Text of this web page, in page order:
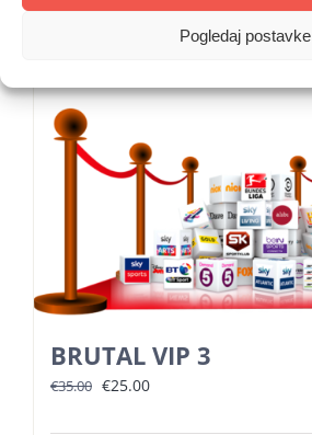
Pogledaj postavke
BRUTAL VIP 3
€35.00 Izvorna
€25.00Trenutna